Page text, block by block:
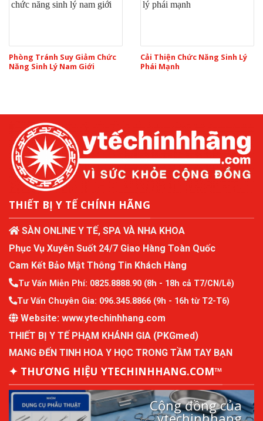
Phòng Tránh Suy Giảm Chức
Năng Sinh Lý Nam Giới
Cải Thiện Chức Năng Sinh Lý
Phái Mạnh
THIẾT BỊ Y TẾ CHÍNH HÃNG
SÀN ONLINE Y TẾ, SPA VÀ NHA KHOA
Phục Vụ Xuyên Suốt 24/7 Giao Hàng Toàn Quốc
Cam Kết Bảo Mật Thông Tin Khách Hàng
Tư Vấn Miễn Phí: 0825.8888.90 (8h - 18h cả T7/CN/Lễ)
Tư Vấn Chuyên Gia: 096.345.8866 (9h - 16h từ T2-T6)
Website: www.ytechinhhang.com
THIẾT BỊ Y TẾ PHẠM KHÁNH GIA (PKGmed)
MANG ĐẾN TINH HOA Y HỌC TRONG TẦM TAY BẠN
✦ THƯƠNG HIỆU YTECHINHHANG.COM™
Cộng đồng của